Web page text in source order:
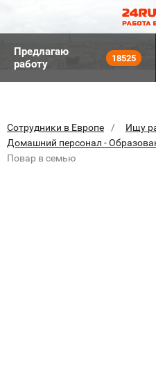
Предлагаю
работу
18525
Сотрудники в Европе
Ищу
Домашний персонал -
Повар в семью